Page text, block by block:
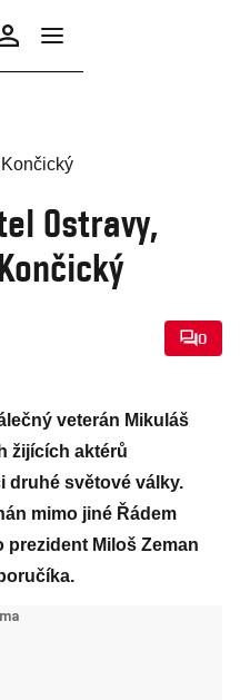
Ostravy,
0
veterán Mikuláš
žijících aktérů
druhé světové války.
mimo jiné Řádem
prezident Miloš Zeman